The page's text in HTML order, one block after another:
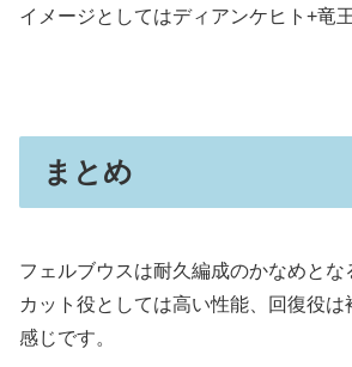
イメージとしてはディアンケヒト+竜
まとめ
フェルブウスは耐久編成のかなめとな
カット役としては高い性能、回復役は
感じです。